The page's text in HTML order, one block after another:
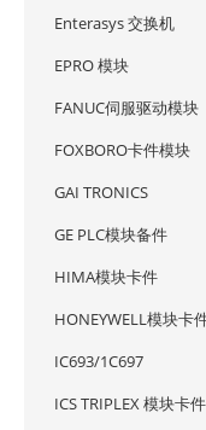
Enterasys 交换机
EPRO 模块
FANUC伺服驱动模块
FOXBORO卡件模块
GAI TRONICS
GE PLC模块备件
HIMA模块卡件
HONEYWELL模块卡
IC693/1C697
ICS TRIPLEX 模块卡件